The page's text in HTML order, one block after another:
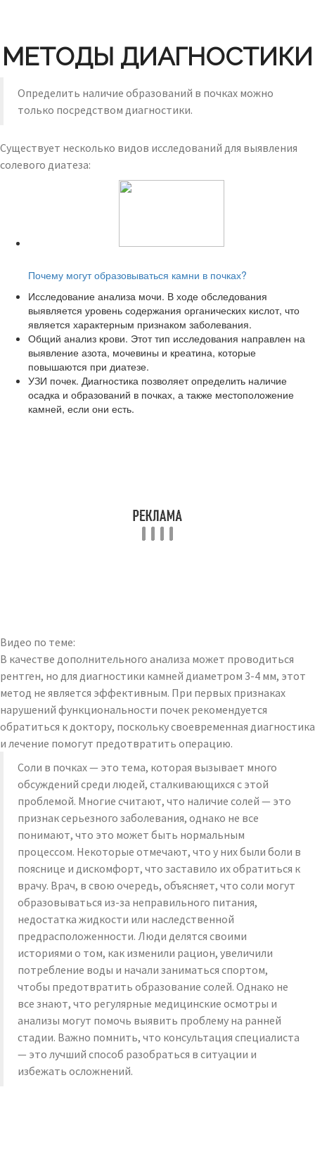
МЕТОДЫ ДИАГНОСТИКИ
Определить наличие образований в почках можно
только посредством диагностики.
Существует несколько видов исследований для выявления
солевого диатеза:
Почему могут образовываться камни в почках?
Исследование анализа мочи. В ходе обследования
выявляется уровень содержания органических кислот, что
является характерным признаком заболевания.
Общий анализ крови. Этот тип исследования направлен на
выявление азота, мочевины и креатина, которые
повышаются при диатезе.
УЗИ почек. Диагностика позволяет определить наличие
осадка и образований в почках, а также местоположение
камней, если они есть.
Видео по теме:
В качестве дополнительного анализа может проводиться
рентген, но для диагностики камней диаметром 3-4 мм, этот
метод не является эффективным. При первых признаках
нарушений функциональности почек рекомендуется
обратиться к доктору, поскольку своевременная диагностика
и лечение помогут предотвратить операцию.
Соли в почках — это тема, которая вызывает много
обсуждений среди людей, сталкивающихся с этой
проблемой. Многие считают, что наличие солей — это
признак серьезного заболевания, однако не все
понимают, что это может быть нормальным
процессом. Некоторые отмечают, что у них были боли в
пояснице и дискомфорт, что заставило их обратиться к
врачу. Врач, в свою очередь, объясняет, что соли могут
образовываться из-за неправильного питания,
недостатка жидкости или наследственной
предрасположенности. Люди делятся своими
историями о том, как изменили рацион, увеличили
потребление воды и начали заниматься спортом,
чтобы предотвратить образование солей. Однако не
все знают, что регулярные медицинские осмотры и
анализы могут помочь выявить проблему на ранней
стадии. Важно помнить, что консультация специалиста
— это лучший способ разобраться в ситуации и
избежать осложнений.